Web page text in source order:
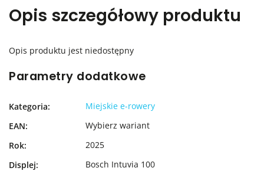
Opis szczegółowy produktu
Opis produktu jest niedostępny
Parametry dodatkowe
Kategoria:
Miejskie e-rowery
EAN:
Wybierz wariant
Rok:
2025
Displej:
Bosch Intuvia 100